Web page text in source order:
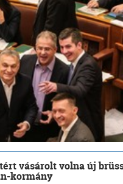
vásárolt volna új
kormány